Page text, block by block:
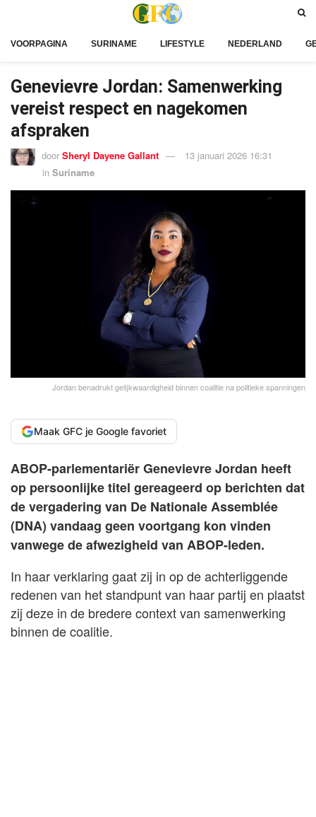
VOORPAGINA SURINAME LIFESTYLE NEDERLAND
Genevievre Jordan: Samenwerking
vereist respect en nagekomen
afspraken
door Sheryl Dayene Gallant
13 januari 2026 16:31
in Suriname
Jordan benadrukt gelijkwaardigheid binnen coalitie na politieke spanningen
Maak GFC je Google favoriet
ABOP-parlementariër Genevievre Jordan heeft
op persoonlijke titel gereageerd op berichten dat
de vergadering van De Nationale Assemblée
(DNA) vandaag geen voortgang kon vinden
vanwege de afwezigheid van ABOP-leden.
In haar verklaring gaat zij in op de achterliggende
redenen van het standpunt van haar partij en plaatst
zij deze in de bredere context van samenwerking
binnen de coalitie.